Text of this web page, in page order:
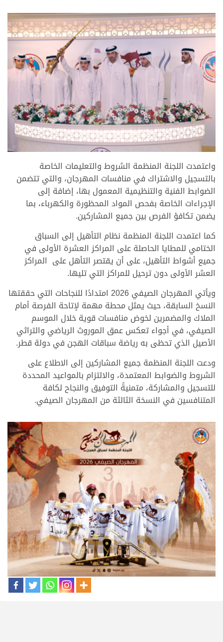
واعتمدت اللجنة المنظمة الشروط والتعليمات الخاصة
بالتسجيل والاشتراك في منافسات المهرجان، والتي تتضمن
الضوابط الفنية والتنظيمية المعمول بها، إضافة إلى
الإجراءات الخاصة بفحص المواد المحظورة والكهرباء، بما
يضمن تكافؤ الفرص بين جميع المشاركين.
كما اعتمدت اللجنة المنظمة نظام التأهيل إلى السباق
الختامي للمطايا الحاصلة على المراكز العشرة الأولى في
جميع أشواط التأهيل، على أن يقتصر التأهل على المراكز
العشر الأولى دون ترحيل للمراكز التي تليها.
ويأتي المهرجان الصيفي 2026 امتدادًا للنجاحات التي حققتها
النسخ السابقة، حيث يمثل محطة مهمة لإتاحة الفرصة أمام
الملاك والمضمرين لخوض منافسات قوية خلال الموسم
الصيفي، في أجواء تعكس عمق الموروث الرياضي والتراثي
الأصيل الذي تحظى به رياضة سباقات الهجن في دولة قطر.
ودعت اللجنة المنظمة جميع المشاركين إلى الاطلاع على
الشروط والضوابط المعتمدة، والالتزام بالمواعيد المحددة
للتسجيل والمشاركة، متمنيةً التوفيق والنجاح لكافة
المتنافسين في النسخة الثالثة من المهرجان الصيفي.